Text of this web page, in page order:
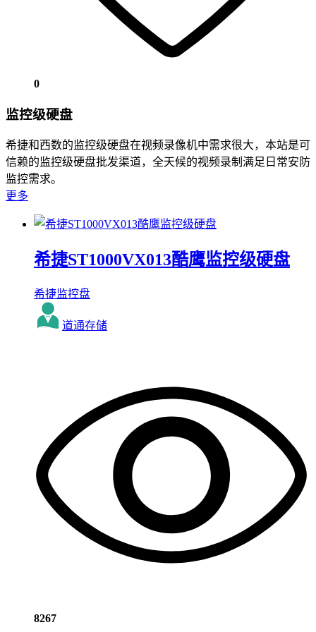
0
监控级硬盘
希捷和西数的监控级硬盘在视频录像机中需求很大，本站是可
信赖的监控级硬盘批发渠道，全天候的视频录制满足日常安防
监控需求。
更多
希捷ST1000VX013酷鹰监控级硬盘
希捷监控盘
道通存储
8267